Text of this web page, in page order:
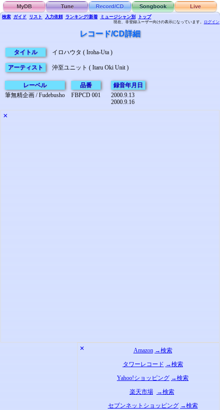
MyDB Tune Record/CD Songbook Live
検索 ガイド リスト 入力依頼 ランキング/新着 ミュージシャン別 トップ
現在、非登録ユーザー向けの表示になっています。 ログイン
レコード/CD詳細
タイトル イロハウタ ( Iroha-Uta )
アーティスト 沖至ユニット ( Itaru Oki Unit )
レーベル
筆無精企画 / Fudebusho
品番
FBPCD 001
録音年月日
2000.9.13
2000.9.16
✕
✕ Amazon →検索
タワーレコード →検索
Yahoo!ショッピング →検索
楽天市場
→検索
セブンネットショッピング →検索